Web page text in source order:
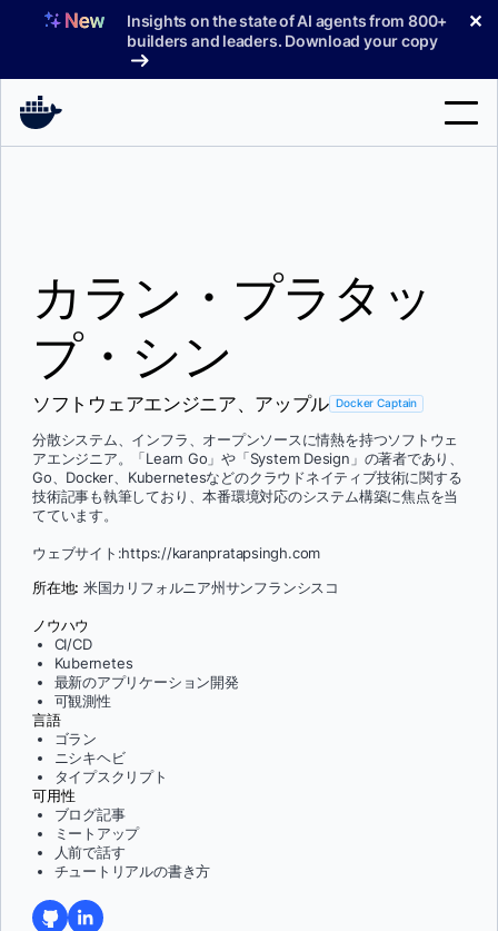
へ
Insights on the state of AI agents from 800+
builders and leaders. Download your copy
✕
料金プラン
ブログ
ドキュメント
サインイン
カラン・プラタッ
プ・シン
ソフトウェアエンジニア、アップル Docker Captain
分散システム、インフラ、オープンソースに情熱を持つソフトウェ
アエンジニア。「Learn Go」や「System Design」の著者であり、
Go、Docker、Kubernetesなどのクラウドネイティブ技術に関する
技術記事も執筆しており、本番環境対応のシステム構築に焦点を当
てています。
ウェブサイト:https://karanpratapsingh.com
所在地: 米国カリフォルニア州サンフランシスコ
ノウハウ
CI/CD
Kubernetes
最新のアプリケーション開発
可観測性
言語
ゴラン
ニシキヘビ
タイプスクリプト
可用性
ブログ記事
ミートアップ
人前で話す
チュートリアルの書き方